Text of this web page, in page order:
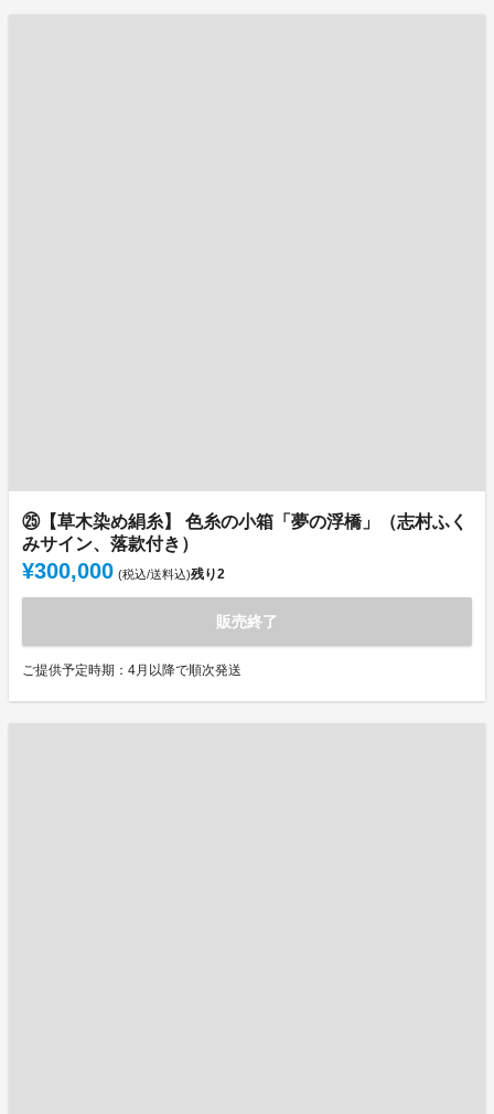
㉕【草木染め絹糸】 色糸の小箱「夢の浮橋」（志村ふく
みサイン、落款付き）
¥300,000 (税込/送料込)残り2
販売終了
ご提供予定時期：4月以降で順次発送